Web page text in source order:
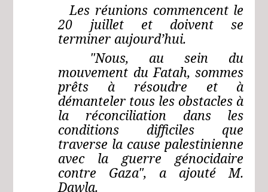
Les réunions commencent le
20 juillet et doivent se
terminer aujourd’hui.
"Nous, au sein du
mouvement du Fatah, sommes
prêts à résoudre et à
démanteler tous les obstacles à
la réconciliation dans les
conditions difficiles que
traverse la cause palestinienne
avec la guerre génocidaire
contre Gaza", a ajouté M.
Dawla.